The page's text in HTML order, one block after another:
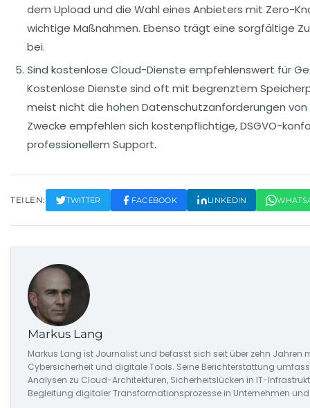
dem Upload und die Wahl eines Anbieters mit Zero-
wichtige Maßnahmen. Ebenso trägt eine sorgfältige
bei.
Sind kostenlose Cloud-Dienste empfehlenswert für
Kostenlose Dienste sind oft mit begrenztem
meist nicht die hohen Datenschutzanforderungen
Zwecke empfehlen sich kostenpflichtige, DSGVO-
professionellem Support.
TEILEN: TWITTER FACEBOOK LINKEDIN
Markus Lang
Markus Lang ist Journalist und befasst sich seit über zehn Jahren
Cybersicherheit und digitale Tools. Seine Berichterstattung
Analysen zu Cloud-Architekturen, Sicherheitslücken in IT-
Begleitung digitaler Transformationsprozesse in Unternehmen